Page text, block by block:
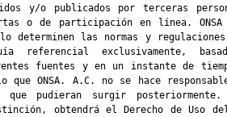
y/o publicados por terceras
o de participación en línea. ONSA
determinen las normas y
referencial exclusivamente,
fuentes y en un instante de
ONSA. A.C. no se hace
que pudieran surgir
obtendrá el Derecho de Uso del